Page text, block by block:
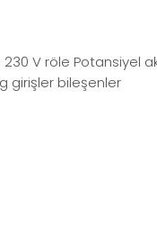
V röle Potansiyel
girişler bileşenler